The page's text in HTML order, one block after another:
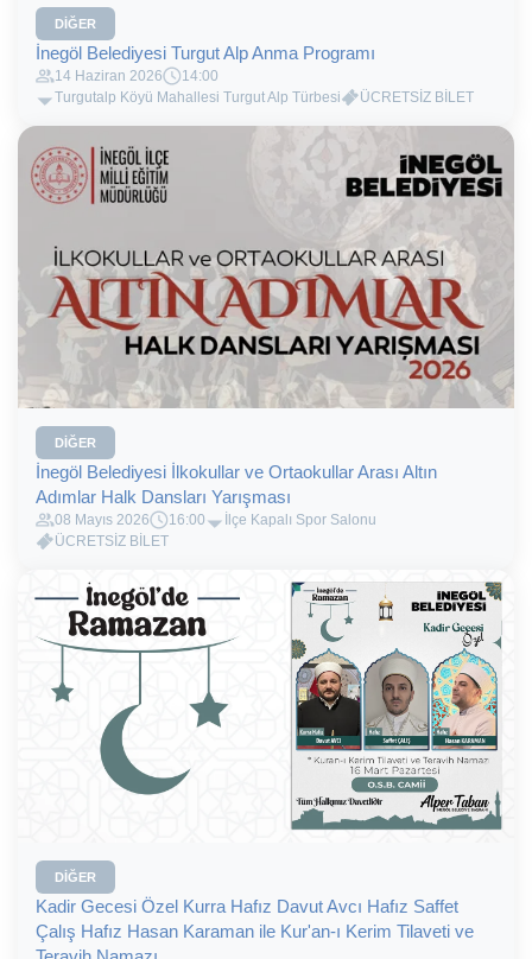
DIĞER
İnegöl Belediyesi Turgut Alp Anma Programı
14 Haziran 2026
14:00
Turgutalp Köyü Mahallesi Turgut Alp Türbesi
ÜCRETSİZ BİLET
DIĞER
İnegöl Belediyesi İlkokullar ve Ortaokullar Arası Altın
Adımlar Halk Dansları Yarışması
08 Mayıs 2026 16:00
İlçe Kapalı Spor Salonu
ÜCRETSİZ BİLET
DIĞER
Kadir Gecesi Özel Kurra Hafız Davut Avcı Hafız Saffet
Çalış Hafız Hasan Karaman ile Kur'an-ı Kerim Tilaveti ve